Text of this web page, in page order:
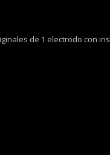
de 1 electrodo con